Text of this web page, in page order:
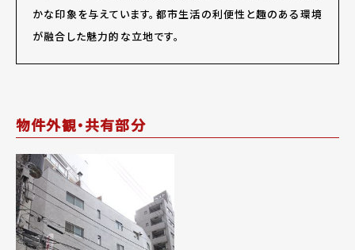
かな印象を与えています。都市生活の利便性と趣のある環境
が融合した魅力的な立地です。
物件外観・共有部分